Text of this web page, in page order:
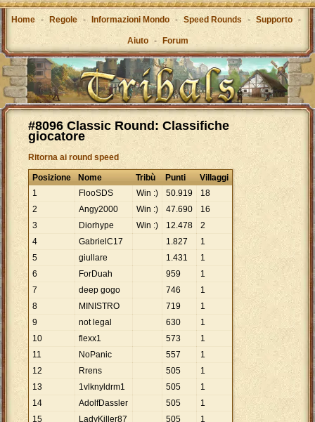
Home - Regole - Informazioni Mondo - Speed Rounds - Supporto -
Aiuto - Forum
#8096 Classic Round: Classifiche
giocatore
Ritorna ai round speed
Posizione Nome Tribù Punti
Villaggi
1
FlooSDS Win :) 50.919
18
2
Angy2000 Win :) 47.690
16
3
Diorhype Win :) 12.478
2
4
GabrielC17 1.827
1
5
giullare 1.431
1
6
ForDuah 959
1
7
deep gogo 746
1
8
MINISTRO 719
1
9
not legal 630
1
10
flexx1 573
1
11
NoPanic 557
1
12
Rrens 505
1
13
1vlknyldrm1 505
1
14
AdolfDassler 505
1
15
LadyKiller87 505
1